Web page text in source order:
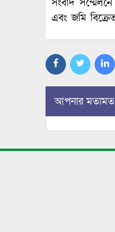
সংবাদ
এবং জমি
আপনার